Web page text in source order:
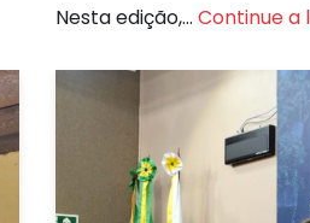
Nesta edição,… Continue a